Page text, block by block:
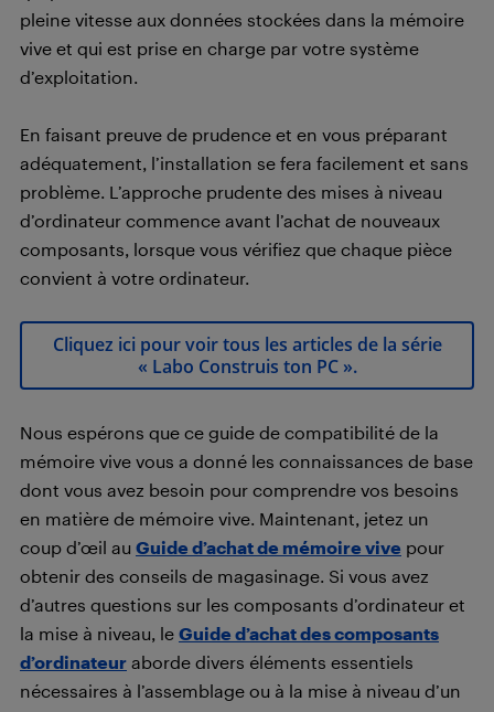
pleine vitesse aux données stockées dans la mémoire
vive et qui est prise en charge par votre système
d’exploitation.
En faisant preuve de prudence et en vous préparant
adéquatement, l’installation se fera facilement et sans
problème. L’approche prudente des mises à niveau
d’ordinateur commence avant l’achat de nouveaux
composants, lorsque vous vérifiez que chaque pièce
convient à votre ordinateur.
Cliquez ici pour voir tous les articles de la série
« Labo Construis ton PC ».
Nous espérons que ce guide de compatibilité de la
mémoire vive vous a donné les connaissances de base
dont vous avez besoin pour comprendre vos besoins
en matière de mémoire vive. Maintenant, jetez un
coup d’œil au Guide d’achat de mémoire vive pour
obtenir des conseils de magasinage. Si vous avez
d’autres questions sur les composants d’ordinateur et
la mise à niveau, le Guide d’achat des composants
d’ordinateur aborde divers éléments essentiels
nécessaires à l’assemblage ou à la mise à niveau d’un